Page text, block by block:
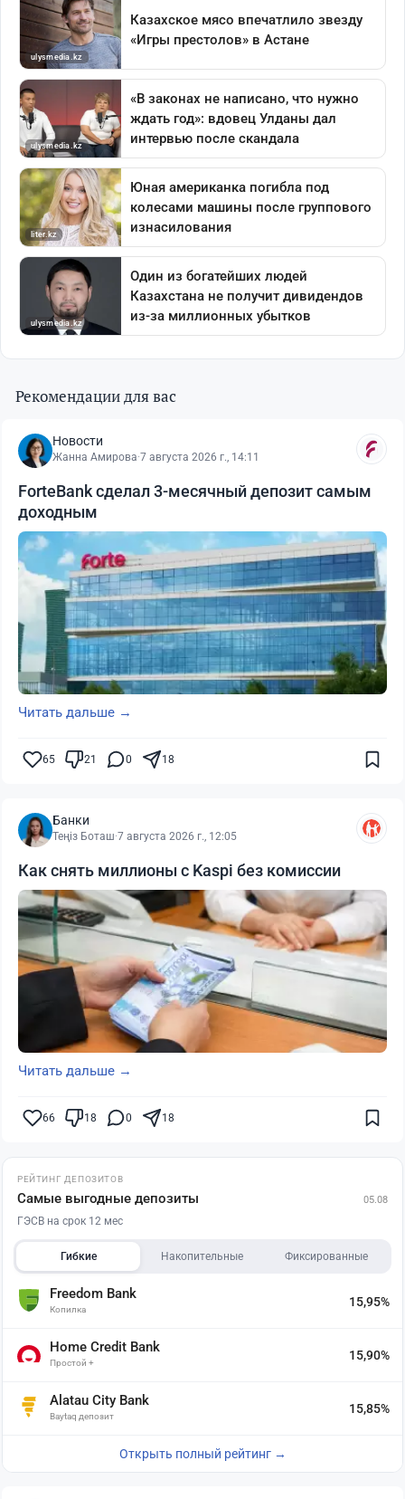
Рекомендации для вас
Новости
Жанна Амирова·7 августа 2026 г., 14:11
ForteBank сделал 3-месячный депозит самым
доходным
Читать дальше →
65 21 0 18
Банки
Теңіз Боташ·7 августа 2026 г., 12:05
Как снять миллионы с Kaspi без комиссии
Читать дальше →
66 18 0 18
РЕЙТИНГ ДЕПОЗИТОВ
Самые выгодные депозиты 05.08
ГЭСВ на срок 12 мес
Гибкие Накопительные Фиксированные
Freedom Bank
Копилка
15,95%
Home Credit Bank
Простой +
15,90%
Alatau City Bank
Baytaq депозит
15,85%
Открыть полный рейтинг →